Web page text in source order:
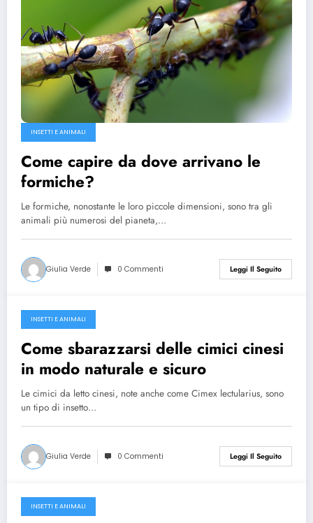
INSETTI E ANIMALI
Come capire da dove arrivano le
formiche?
Le formiche, nonostante le loro piccole dimensioni, sono tra gli
animali più numerosi del pianeta,…
Giulia Verde 0 Commenti Leggi Il Seguito
Ottobre 22, 2024
INSETTI E ANIMALI
Come sbarazzarsi delle cimici cinesi
in modo naturale e sicuro
Le cimici da letto cinesi, note anche come Cimex lectularius, sono
un tipo di insetto…
Giulia Verde 0 Commenti Leggi Il Seguito
Luglio 3, 2024
INSETTI E ANIMALI